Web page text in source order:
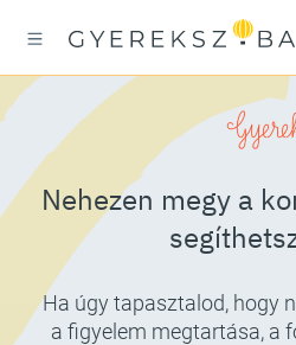
Nehezen megy a
Ha úgy tapasztalod, hogy
a figyelem megtartása, a